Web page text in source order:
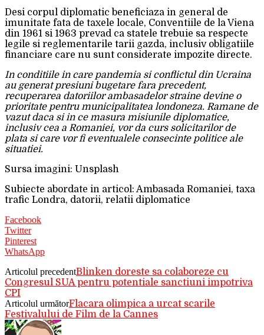
Desi corpul diplomatic beneficiaza in general de
imunitate fata de taxele locale, Conventiile de la Viena
din 1961 si 1963 prevad ca statele trebuie sa respecte
legile si reglementarile tarii gazda, inclusiv obligatiile
financiare care nu sunt considerate impozite directe.
In conditiile in care pandemia si conflictul din Ucraina
au generat presiuni bugetare fara precedent,
recuperarea datoriilor ambasadelor straine devine o
prioritate pentru municipalitatea londoneza. Ramane de
vazut daca si in ce masura misiunile diplomatice,
inclusiv cea a Romaniei, vor da curs solicitarilor de
plata si care vor fi eventualele consecinte politice ale
situatiei.
Sursa imagini: Unsplash
Subiecte abordate in articol: Ambasada Romaniei, taxa
trafic Londra, datorii, relatii diplomatice
Facebook
Twitter
Pinterest
WhatsApp
Articolul precedentBlinken doreste sa colaboreze cu
Congresul SUA pentru potentiale sanctiuni impotriva
CPI
Articolul următorFlacara olimpica a urcat scarile
Festivalului de Film de la Cannes